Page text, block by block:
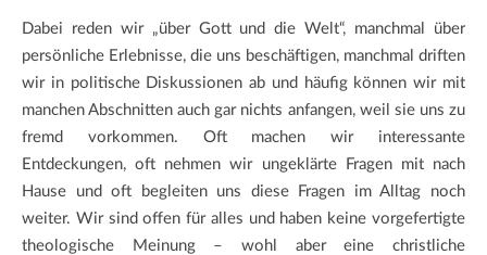
Dabei reden wir „über Gott und die Welt“, manchmal über
persönliche Erlebnisse, die uns beschäftigen, manchmal driften
wir in politische Diskussionen ab und häufig können wir mit
manchen Abschnitten auch gar nichts anfangen, weil sie uns zu
fremd vorkommen. Oft machen wir interessante
Entdeckungen, oft nehmen wir ungeklärte Fragen mit nach
Hause und oft begleiten uns diese Fragen im Alltag noch
weiter. Wir sind offen für alles und haben keine vorgefertigte
theologische Meinung – wohl aber eine christliche